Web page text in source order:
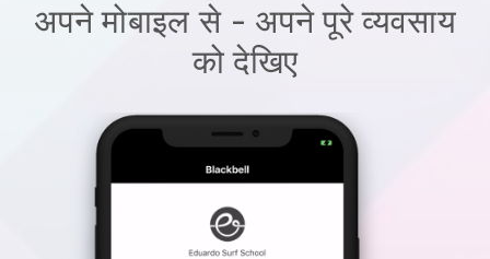
अपने मोबाइल से - अपने पूरे व्यवसाय
को देखिए